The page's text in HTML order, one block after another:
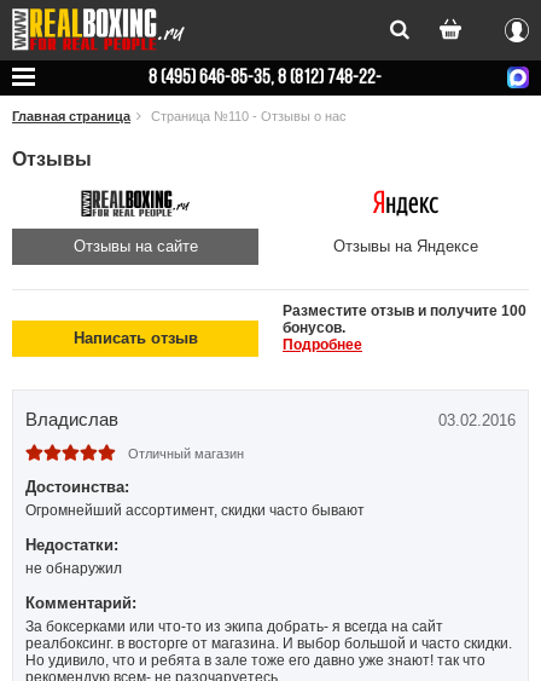
Вход
8 (495) 646-85-35, 8 (812) 748-22-
78
Главная страница Страница №110 - Отзывы о нас
Отзывы
Отзывы на сайте Отзывы на Яндексе
Написать отзыв
Разместите отзыв и получите 100
бонусов.
Подробнее
Владислав 03.02.2016
Отличный магазин
Достоинства:
Огромнейший ассортимент, скидки часто бывают
Недостатки:
не обнаружил
Комментарий:
За боксерками или что-то из экипа добрать- я всегда на сайт
реалбоксинг. в восторге от магазина. И выбор большой и часто скидки.
Но удивило, что и ребята в зале тоже его давно уже знают! так что
рекомендую всем- не разочаруетесь.